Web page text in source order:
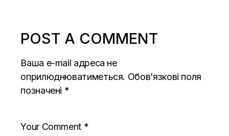
POST A COMMENT
Ваша e-mail адреса не
оприлюднюватиметься. Обов’язкові поля
позначені *